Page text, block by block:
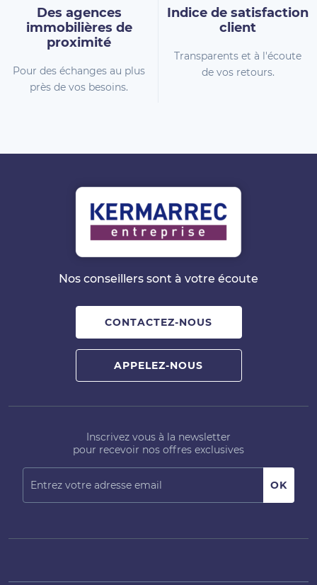
Des agences
immobilières de
proximité
Pour des échanges au plus
près de vos besoins.
Indice de satisfaction
client
Transparents et à l'écoute
de vos retours.
Nos conseillers sont à votre écoute
CONTACTEZ-NOUS
APPELEZ-NOUS
Inscrivez vous à la newsletter
pour recevoir nos offres exclusives